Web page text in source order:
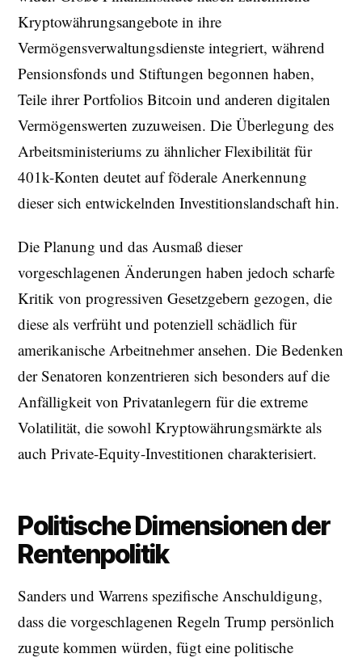
Kryptowährungsangebote in ihre
Vermögensverwaltungsdienste integriert, während
Pensionsfonds und Stiftungen begonnen haben,
Teile ihrer Portfolios Bitcoin und anderen digitalen
Vermögenswerten zuzuweisen. Die Überlegung des
Arbeitsministeriums zu ähnlicher Flexibilität für
401k-Konten deutet auf föderale Anerkennung
dieser sich entwickelnden Investitionslandschaft hin.
Die Planung und das Ausmaß dieser
vorgeschlagenen Änderungen haben jedoch scharfe
Kritik von progressiven Gesetzgebern gezogen, die
diese als verfrüht und potenziell schädlich für
amerikanische Arbeitnehmer ansehen. Die Bedenken
der Senatoren konzentrieren sich besonders auf die
Anfälligkeit von Privatanlegern für die extreme
Volatilität, die sowohl Kryptowährungsmärkte als
auch Private-Equity-Investitionen charakterisiert.
Politische Dimensionen der
Rentenpolitik
Sanders und Warrens spezifische Anschuldigung,
dass die vorgeschlagenen Regeln Trump persönlich
zugute kommen würden, fügt eine politische